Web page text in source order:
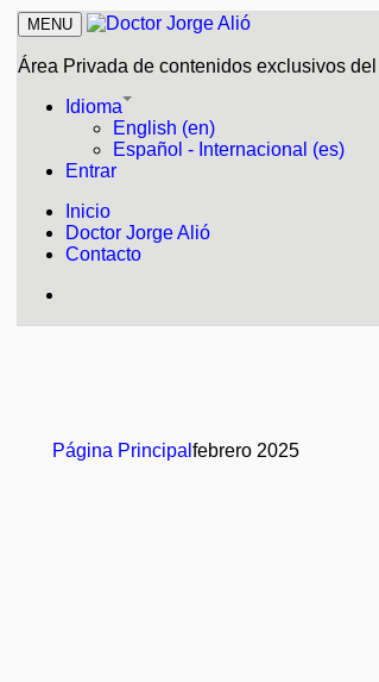
MENU
Área Privada de contenidos exclusivos
Idioma
English (en)
Español - Internacional (es)
Entrar
Inicio
Doctor Jorge Alió
Contacto
Página Principal febrero 2025